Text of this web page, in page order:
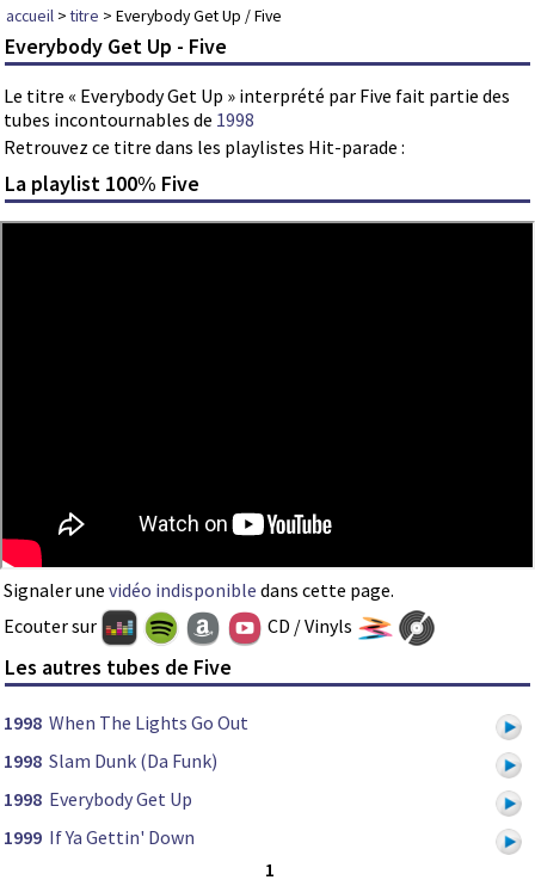
accueil >titre > Everybody Get Up / Five
Everybody Get Up - Five
Le titre « Everybody Get Up » interprété par Five fait partie des
tubes incontournables de 1998
Retrouvez ce titre dans les playlistes Hit-parade :
La playlist 100% Five
Signaler une vidéo indisponible dans cette page.
Ecouter sur
CD / Vinyls
Les autres tubes de Five
1998 When The Lights Go Out
1998 Slam Dunk (Da Funk)
1998 Everybody Get Up
1999 If Ya Gettin' Down
1